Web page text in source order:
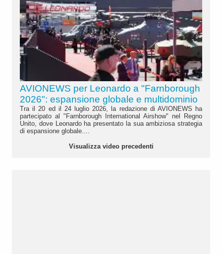
AVIONEWS per Leonardo a "Farnborough
2026": espansione globale e multidominio
Tra il 20 ed il 24 luglio 2026, la redazione di AVIONEWS ha
partecipato al "Farnborough International Airshow" nel Regno
Unito, dove Leonardo ha presentato la sua ambiziosa strategia
di espansione globale....
Visualizza video precedenti